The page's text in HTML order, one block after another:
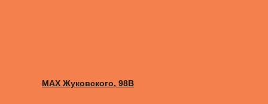
MAX Жуковского, 98B